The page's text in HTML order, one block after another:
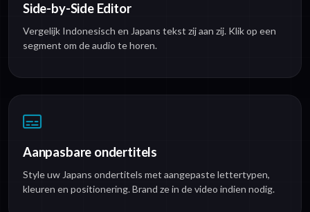
Side-by-Side Editor
Vergelijk Indonesisch en Japans tekst zij aan zij. Klik op een
segment om de audio te horen.
Aanpasbare ondertitels
Style uw Japans ondertitels met aangepaste lettertypen,
kleuren en positionering. Brand ze in de video indien nodig.